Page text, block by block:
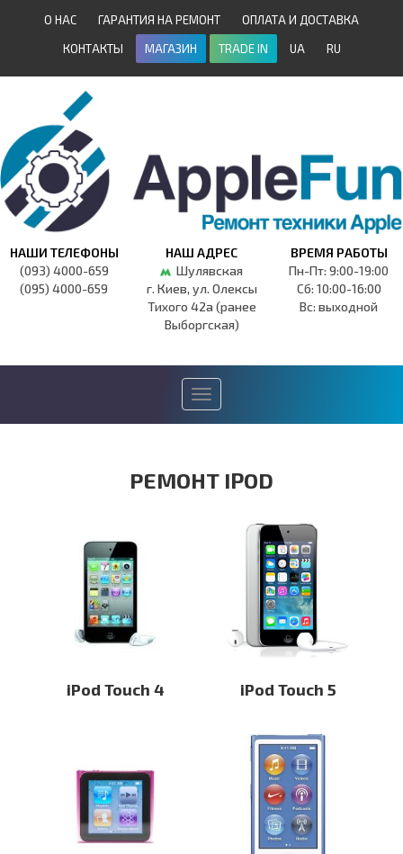
О НАС ГАРАНТИЯ НА РЕМОНТ
ОПЛАТА И ДОСТАВКА
КОНТАКТЫ
МАГАЗИН TRADE IN UA RU
НАШИ ТЕЛЕФОНЫ
(093) 4000-659
(095) 4000-659
НАШ АДРЕС
Шулявская
г. Киев, ул. Олексы
Тихого 42а (ранее
Выборгская)
ВРЕМЯ РАБОТЫ
Пн-Пт: 9:00-19:00
Сб: 10:00-16:00
Вс: выходной
Toggle
navigation
РЕМОНТ IPOD
iPod Touch 4 iPod Touch 5